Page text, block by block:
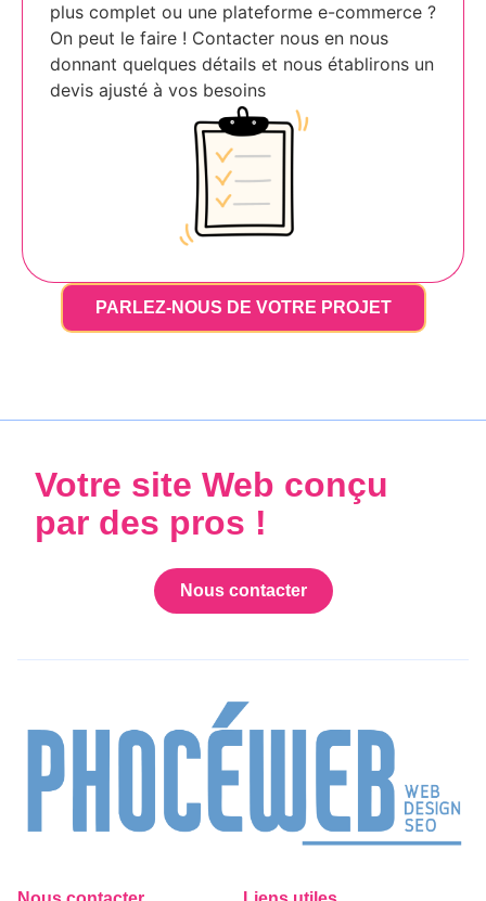
plus complet ou une plateforme e-commerce ?
On peut le faire ! Contacter nous en nous
donnant quelques détails et nous établirons un
devis ajusté à vos besoins
PARLEZ-NOUS DE VOTRE PROJET
Votre site Web conçu
par des pros !
Nous contacter